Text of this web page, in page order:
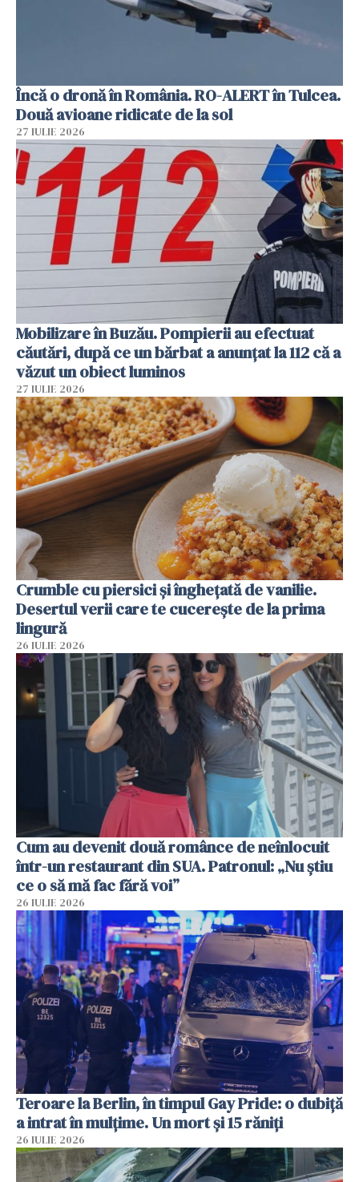
Încă o dronă în România. RO-ALERT în Tulcea.
Două avioane ridicate de la sol
27 IULIE 2026
Mobilizare în Buzău. Pompierii au efectuat
căutări, după ce un bărbat a anunțat la 112 că a
văzut un obiect luminos
27 IULIE 2026
Crumble cu piersici și înghețată de vanilie.
Desertul verii care te cucerește de la prima
lingură
26 IULIE 2026
Cum au devenit două românce de neînlocuit
într-un restaurant din SUA. Patronul: „Nu știu
ce o să mă fac fără voi”
26 IULIE 2026
Teroare la Berlin, în timpul Gay Pride: o dubiță
a intrat în mulțime. Un mort și 15 răniți
26 IULIE 2026